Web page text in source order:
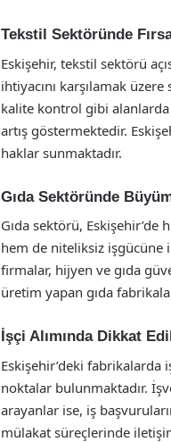
Tekstil Sektöründe
Eskişehir, tekstil sektörü
ihtiyacını karşılamak
kalite kontrol gibi alanlarda
artış göstermektedir.
haklar sunmaktadır.
Gıda Sektöründe
Gıda sektörü,
hem de niteliksiz işgücüne
firmalar, hijyen ve gıda
üretim yapan gıda
İşçi Alımında Dikkat
Eskişehir’deki fabrikalarda
noktalar bulunmaktadır.
arayanlar ise, iş
mülakat süreçlerinde